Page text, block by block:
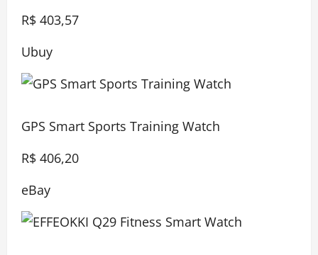
R$ 403,57
Ubuy
GPS Smart Sports Training Watch
R$ 406,20
eBay